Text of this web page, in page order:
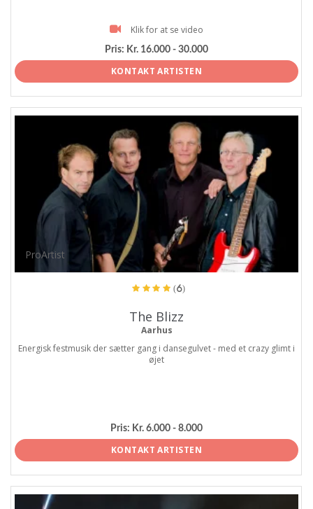
Klik for at se video
Pris: Kr. 16.000 - 30.000
KONTAKT ARTISTEN
ProArtist
(6)
The Blizz
Aarhus
Energisk festmusik der sætter gang i dansegulvet - med et crazy glimt i
øjet
Pris: Kr. 6.000 - 8.000
KONTAKT ARTISTEN